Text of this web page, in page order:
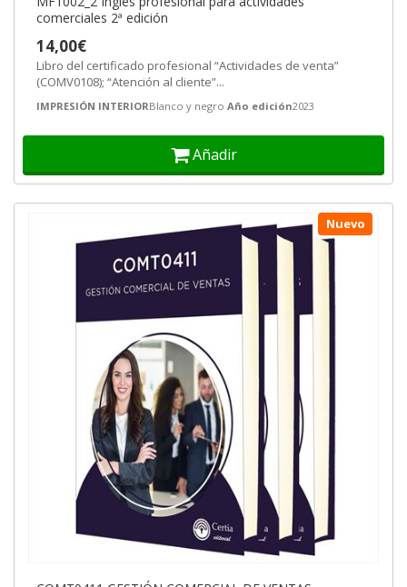
comerciales 2ª edición
14,00€
Libro del certificado profesional “Actividades de venta”
(COMV0108); “Atención al cliente”...
IMPRESIÓN INTERIORBlanco y negro Año edición2023
Añadir
Nuevo